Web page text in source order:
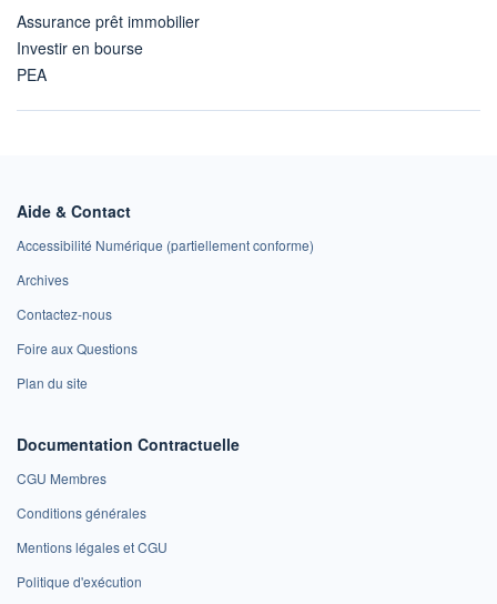
Assurance prêt immobilier
Investir en bourse
PEA
Aide & Contact
Accessibilité Numérique (partiellement conforme)
Archives
Contactez-nous
Foire aux Questions
Plan du site
Documentation Contractuelle
CGU Membres
Conditions générales
Mentions légales et CGU
Politique d'exécution